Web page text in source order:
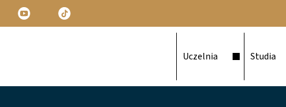
Uczelnia Studia